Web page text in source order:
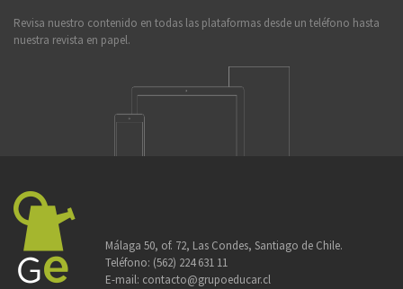
Revisa nuestro contenido en todas las plataformas desde un teléfono hasta
nuestra revista en papel.
Málaga 50, of. 72, Las Condes, Santiago de Chile.
Teléfono: (562) 224 631 11
E-mail: contacto@grupoeducar.cl